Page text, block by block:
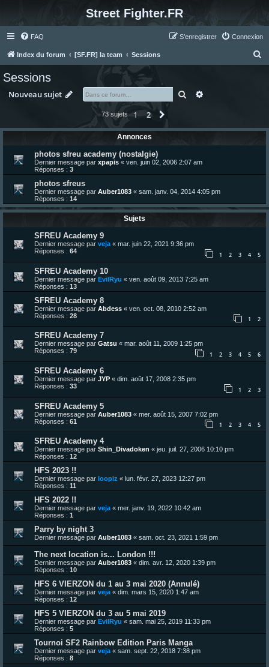
Street Fighter.FR
FAQ Connexion
S’enregistrer
Index du forum [SF.FR] la team Sessions
Sessions
Nouveau sujet Rechercher
73 sujets 1 2
Annonces
photos sfreu academy (nostalgie)
Dernier message par xpapis « ven. juin 02, 2006 2:07 am
Réponses : 3
photos sfreus
Dernier message par Auber1083 « sam. janv. 04, 2014 4:05 pm
Réponses : 14
Sujets
SFREU Academy 9
Dernier message par veja « mar. juin 22, 2021 9:36 pm
Réponses : 64 1 2 3 4 5
SFREU Academy 10
Dernier message par EvilRyu « ven. août 09, 2013 7:25 am
Réponses : 13
SFREU Academy 8
Dernier message par Abdess « ven. oct. 08, 2010 2:52 am
Réponses : 28 1 2
SFREU Academy 7
Dernier message par Gatsu « mar. août 11, 2009 1:25 pm
Réponses : 79 1 2 3 4 5 6
SFREU Academy 6
Dernier message par JYP « dim. août 17, 2008 2:35 pm
Réponses : 33 1 2 3
SFREU Academy 5
Dernier message par Auber1083 « mer. août 15, 2007 7:02 pm
Réponses : 61 1 2 3 4 5
SFREU Academy 4
Dernier message par Shin_Divadoken « jeu. juil. 27, 2006 10:10 pm
Réponses : 12
HFS 2023 !!
Dernier message par loopiz « lun. févr. 27, 2023 12:27 pm
Réponses : 11
HFS 2022 !!
Dernier message par veja « mer. janv. 19, 2022 10:42 am
Réponses : 1
Parry by night 3
Dernier message par Auber1083 « sam. oct. 23, 2021 1:59 pm
The next location is... London !!!
Dernier message par Auber1083 « dim. avr. 12, 2020 1:39 pm
Réponses : 10
HFS 6 VIERZON du 1 au 3 mai 2020 (Annulé)
Dernier message par veja « dim. mars 15, 2020 1:47 am
Réponses : 12
HFS 5 VIERZON du 3 au 5 mai 2019
Dernier message par EvilRyu « sam. mai 25, 2019 11:33 pm
Réponses : 5
Tournoi SF2 Rainbow Edition Paris Manga
Dernier message par veja « sam. sept. 22, 2018 7:38 pm
Réponses : 8